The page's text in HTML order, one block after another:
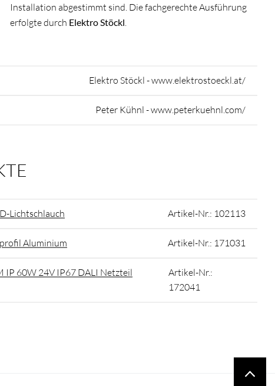
Installation abgestimmt sind. Die fachgerechte Ausführung
erfolgte durch Elektro Stöckl.
Elektro Stöckl - www.elektrostoeckl.at/
Peter Kühnl - www.peterkuehnl.com/
Lichtschlauch Artikel-Nr.: 102113
Aluminium Artikel-Nr.: 171031
IP 60W 24V IP67 DALI Netzteil
Artikel-Nr.:
172041